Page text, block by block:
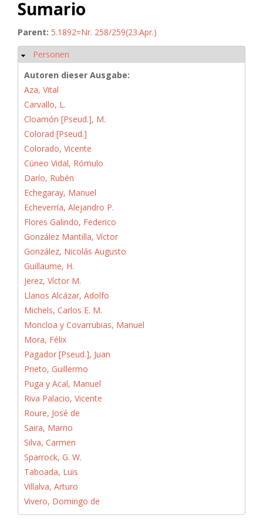
Sumario
Parent: 5.1892=Nr. 258/259(23.Apr.)
Hide
Personen
Autoren dieser Ausgabe:
Aza, Vital
Carvallo, L.
Cloamón [Pseud.], M.
Colorad [Pseud.]
Colorado, Vicente
Cúneo Vidal, Rómulo
Darío, Rubén
Echegaray, Manuel
Echeverría, Alejandro P.
Flores Galindo, Federico
González Mantilla, Víctor
González, Nicolás Augusto
Guillaume, H.
Jerez, Víctor M.
Llanos Alcázar, Adolfo
Michels, Carlos E. M.
Moncloa y Covarrubias, Manuel
Mora, Félix
Pagador [Pseud.], Juan
Prieto, Guillermo
Puga y Acal, Manuel
Riva Palacio, Vicente
Roure, José de
Saira, Marno
Silva, Carmen
Sparrock, G. W.
Taboada, Luis
Villalva, Arturo
Vivero, Domingo de